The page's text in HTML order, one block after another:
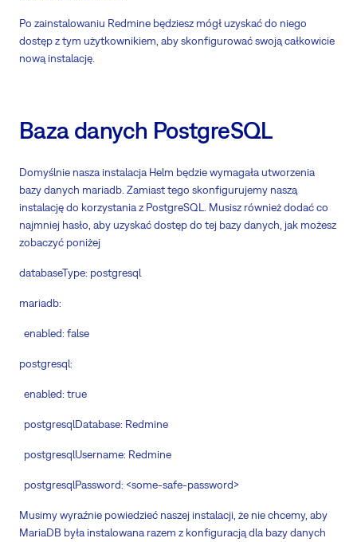
Po zainstalowaniu Redmine będziesz mógł uzyskać do niego
dostęp z tym użytkownikiem, aby skonfigurować swoją całkowicie
nową instalację.
Baza danych PostgreSQL
Domyślnie nasza instalacja Helm będzie wymagała utworzenia
bazy danych mariadb. Zamiast tego skonfigurujemy naszą
instalację do korzystania z PostgreSQL. Musisz również dodać co
najmniej hasło, aby uzyskać dostęp do tej bazy danych, jak możesz
zobaczyć poniżej
databaseType: postgresql
mariadb:
enabled: false
postgresql:
enabled: true
postgresqlDatabase: Redmine
postgresqlUsername: Redmine
postgresqlPassword: <some-safe-password>
Musimy wyraźnie powiedzieć naszej instalacji, że nie chcemy, aby
MariaDB była instalowana razem z konfiguracją dla bazy danych